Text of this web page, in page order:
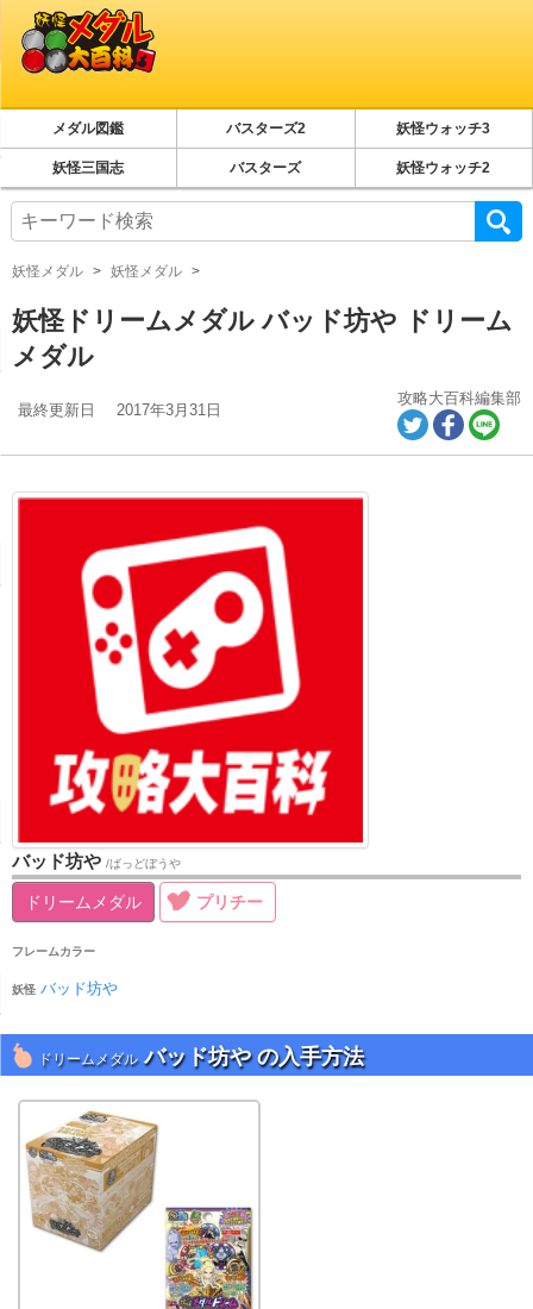
メダル図鑑 バスターズ2 妖怪ウォッチ3
妖怪三国志 バスターズ 妖怪ウォッチ2
妖怪メダル 妖怪メダル
妖怪ドリームメダル バッド坊や ドリーム
メダル
最終更新日 2017年3月31日
攻略大百科編集部
バッド坊や /ばっどぼうや
ドリームメダル プリチー
フレームカラー
妖怪 バッド坊や
ドリームメダルバッド坊や の入手方法